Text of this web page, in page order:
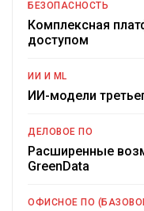
БЕЗОПАСНОСТЬ
Комплексная
доступом
ИИ И ML
ИИ-модели
ДЕЛОВОЕ ПО
Расширенные
GreenData
ОФИСНОЕ ПО